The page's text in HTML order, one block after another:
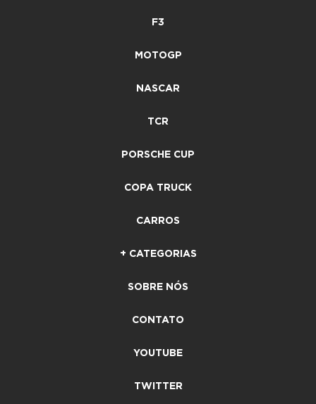
F3
MOTOGP
NASCAR
TCR
PORSCHE CUP
COPA TRUCK
CARROS
+ CATEGORIAS
SOBRE NÓS
CONTATO
YOUTUBE
TWITTER